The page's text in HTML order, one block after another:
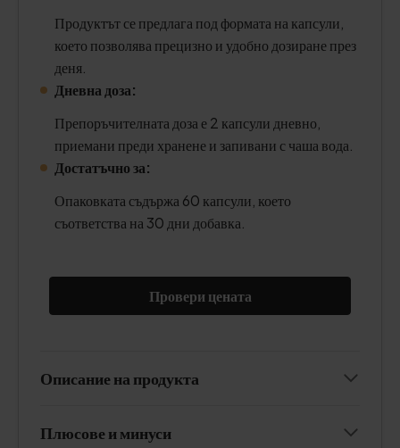
Продуктът се предлага под формата на капсули,
което позволява прецизно и удобно дозиране през
деня.
Дневна доза:
Препоръчителната доза е 2 капсули дневно,
приемани преди хранене и запивани с чаша вода.
Достатъчно за:
Опаковката съдържа 60 капсули, което
съответства на 30 дни добавка.
Провери цената
Описание на продукта
Плюсове и минуси